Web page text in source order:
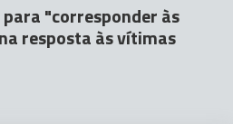
"corresponder às
resposta às vítimas